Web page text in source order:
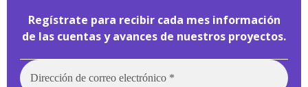
Regístrate para recibir cada mes información
de las cuentas y avances de nuestros proyectos.